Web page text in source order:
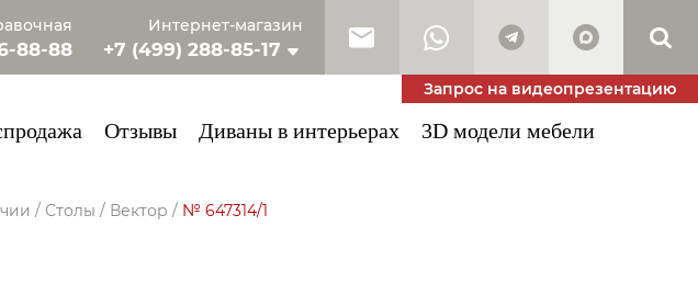
88-88
Интернет-магазин
+7 (499) 288-85-17
+7 (985) 410-53-34
Запрос на видеопрезентацию
Отзывы Диваны в интерьерах 3D модели мебели
/ Столы / Вектор / № 647314/1